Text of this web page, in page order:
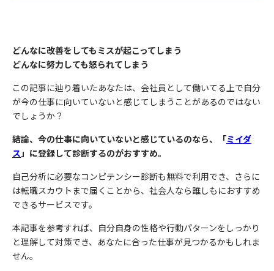
どんなに改善をしてもミスが起こってしまう
どんなに努力しても怒られてしまう
この記事に辿り着いたあなたは、会社員として働いてる上で自分
が今の仕事に向いていないと感じてしまうことがあるのではない
でしょうか？
結論、今の仕事に向いていないと感じているのなら、「ミイダ
ス」に登録して診断するのがおすすめ。
自己分析に必要なコンピテンシー診断も無料で利用でき、さらに
は転職スカウトまで届くことから、社会人なら誰しもにおすすめ
できるサービスです。
本記事を参考すれば、自分自身の性格や行動パターンをしっかり
と理解して対策でき、あなたに合った仕事が見つかるかもしれま
せん。